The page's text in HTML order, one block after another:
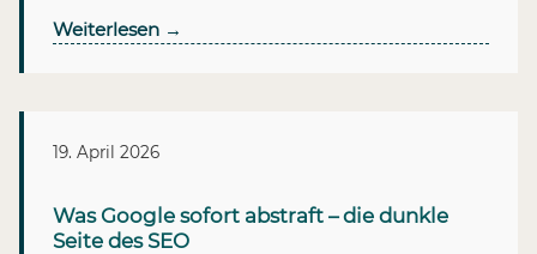
Weiterlesen →
19. April 2026
Was Google sofort abstraft – die dunkle
Seite des SEO